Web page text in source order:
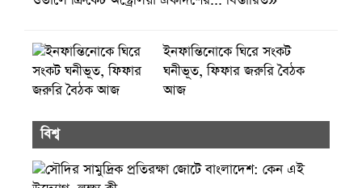
ইনফান্তিনোকে ঘিরে সংকট
ঘনীভূত, ফিফার জরুরি বৈঠক
আজ
বিশ্ব